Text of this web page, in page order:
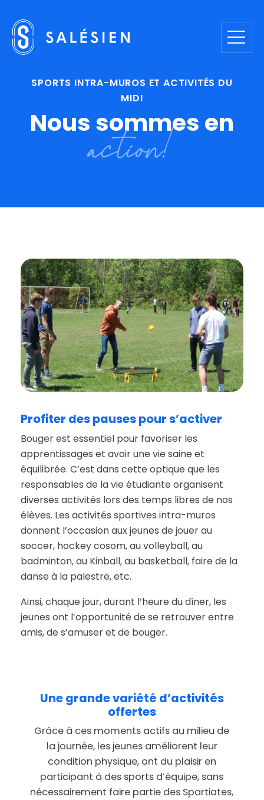
SPORTS INTRA-MUROS ET ACTIVITÉS DU
MIDI
Nous sommes en
action!
Profiter despausespours’activer
Bouger est essentiel pour favoriser les
apprentissages et avoir une vie saine et
équilibrée. C’est dans cette optique que les
responsables de la vie étudiante organisent
diverses activités lors des temps libres de nos
élèves. Les activités sportives intra-muros
donnent l’occasion aux jeunes de jouer au
soccer, hockey cosom, au volleyball, au
badminton, au Kinball, au basketball, faire de la
danse à la palestre, etc.
Ainsi, chaque jour, durant l’heure du dîner, les
jeunes ont l’opportunité de se retrouver entre
amis, de s’amuser et de bouger.
Unegrandevariété d’activités
offertes
Grâce à ces moments actifs au milieu de
la journée, les jeunes améliorent leur
condition physique, ont du plaisir en
participant à des sports d’équipe, sans
nécessairement faire partie des Spartiates,